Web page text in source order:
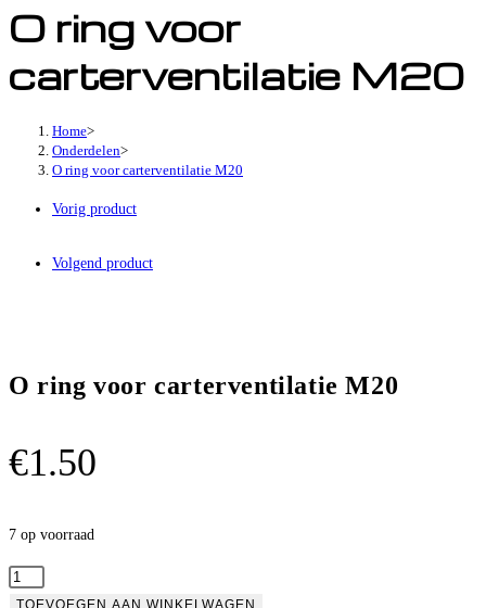
carterventilatie
M20
aantal
O ring voor
carterventilatie M20
Home>
Onderdelen>
O ring voor carterventilatie M20
Vorig product
Volgend product
O ring voor carterventilatie M20
€1.50
7 op voorraad
O
ring
TOEVOEGEN AAN WINKELWAGEN